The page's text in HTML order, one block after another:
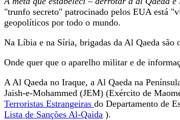
"trunfo secreto" patrocinado pelos EUA está
geopolíticos por todo o mundo.
Na Líbia e na Síria, brigadas da Al Qaeda
Onde quer que o aparelho militar e de
A Al Qaeda no Iraque, a Al Qaeda na
Jaish-e-Mohammed (JEM) (Exército de
Terroristas Estrangeiras do Departamento de
Lista de Sanções Al-Qaida ).